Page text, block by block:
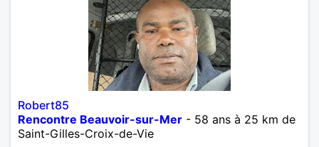
Robert85
Rencontre Beauvoir-sur-Mer - 58 ans à 25 km de
Saint-Gilles-Croix-de-Vie